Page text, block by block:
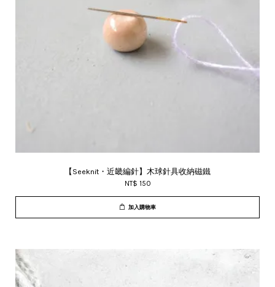
【Seeknit・近畿編針】木球針具收納磁鐵
NT$ 150
加入購物車